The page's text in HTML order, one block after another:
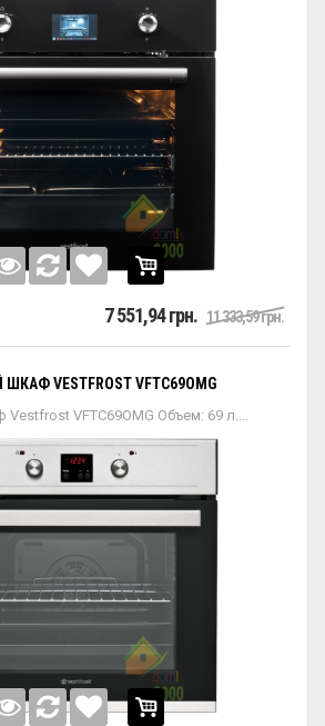
7 551,94 грн. 11 333,59 грн.
VESTFROST VFTC69OMG
VFTC69OMG Объем: 69 л....